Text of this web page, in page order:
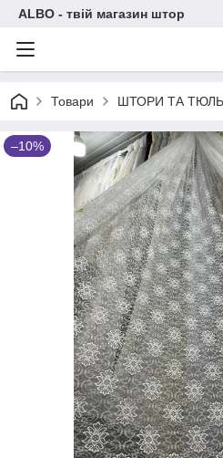
ALBO - твій магазин штор
Товари ШТОРИ ТА ТЮЛЬ
–10%